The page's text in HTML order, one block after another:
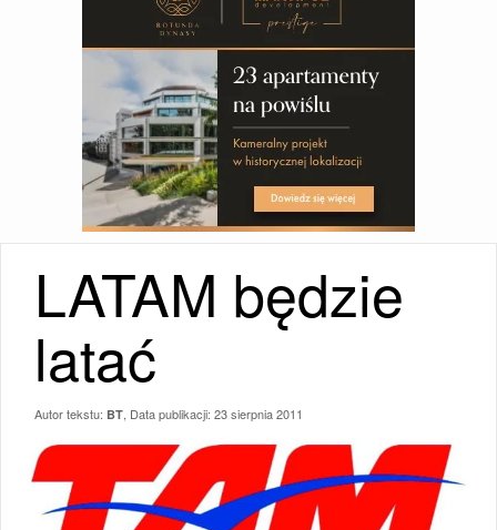
LATAM będzie
latać
Autor tekstu: BT , Data publikacji: 23 sierpnia 2011